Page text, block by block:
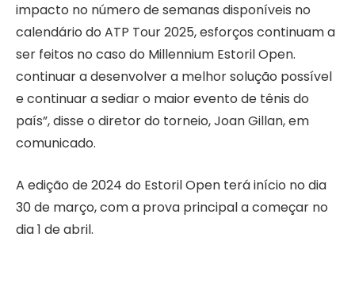
impacto no número de semanas disponíveis no
calendário do ATP Tour 2025, esforços continuam a
ser feitos no caso do Millennium Estoril Open.
continuar a desenvolver a melhor solução possível
e continuar a sediar o maior evento de tênis do
país”, disse o diretor do torneio, Joan Gillan, em
comunicado.
A edição de 2024 do Estoril Open terá início no dia
30 de março, com a prova principal a começar no
dia 1 de abril.